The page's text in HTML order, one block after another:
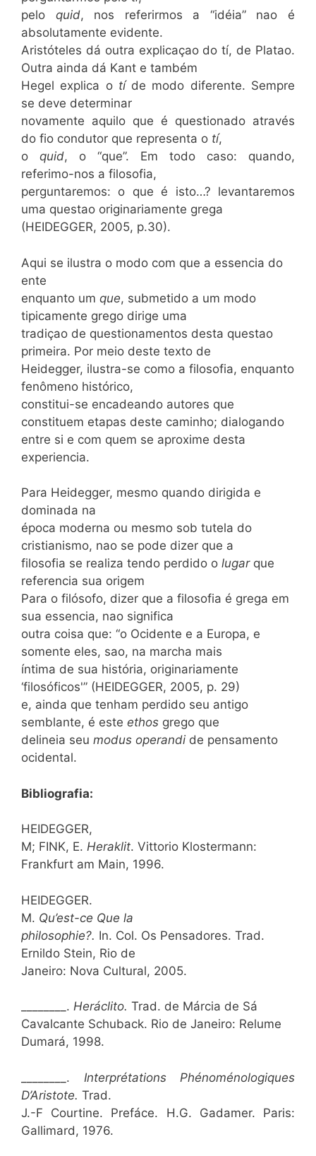
pelo quid, nos referirmos a “idéia” nao é
absolutamente evidente.
Aristóteles dá outra explicaçao do tí, de Platao.
Outra ainda dá Kant e também
Hegel explica o tíde modo diferente. Sempre
se deve determinar
novamente aquilo que é questionado através
do fio condutor que representa o tí,
o quid, o “que”. Em todo caso: quando,
referimo-nos a filosofia,
perguntaremos: o que é isto…? levantaremos
uma questao originariamente grega
(HEIDEGGER, 2005, p.30).
Aqui se ilustra o modo com que a essencia do
ente
enquanto um que, submetido a um modo
tipicamente grego dirige uma
tradiçao de questionamentos desta questao
primeira. Por meio deste texto de
Heidegger, ilustra-se como a filosofia, enquanto
fenômeno histórico,
constitui-se encadeando autores que
constituem etapas deste caminho; dialogando
entre si e com quem se aproxime desta
experiencia.
Para Heidegger, mesmo quando dirigida e
dominada na
época moderna ou mesmo sob tutela do
cristianismo, nao se pode dizer que a
filosofia se realiza tendo perdido o lugarque
referencia sua origem
Para o filósofo, dizer que a filosofia é grega em
sua essencia, nao significa
outra coisa que: “o Ocidente e a Europa, e
somente eles, sao, na marcha mais
íntima de sua história, originariamente
‘filosóficos'” (HEIDEGGER, 2005, p. 29)
e, ainda que tenham perdido seu antigo
semblante, é este ethos grego que
delineia seu modus operandi de pensamento
ocidental.
Bibliografia:
HEIDEGGER,
M; FINK, E. Heraklit. Vittorio Klostermann:
Frankfurt am Main, 1996.
HEIDEGGER.
M. Qu’est-ce Que la
philosophie?. In. Col. Os Pensadores. Trad.
Ernildo Stein, Rio de
Janeiro: Nova Cultural, 2005.
________. Heráclito. Trad. de Márcia de Sá
Cavalcante Schuback. Rio de Janeiro: Relume
Dumará, 1998.
________. Interprétations Phénoménologiques
D’Aristote. Trad.
J.-F Courtine. Prefáce. H.G. Gadamer. Paris:
Gallimard, 1976.